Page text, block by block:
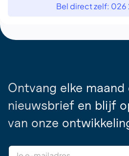
Bel direct zelf: 026
Ontvang elke maand
nieuwsbrief en blijf
van onze
E